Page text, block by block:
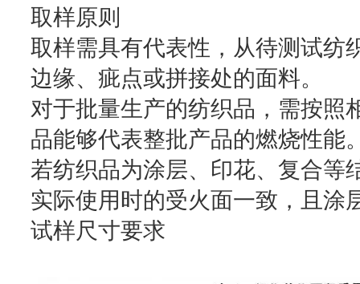
取样原则
取样需具有代表性，从待测试纺
边缘、疵点或拼接处的面料。
对于批量生产的纺织品，需按照
品能够代表整批产品的燃烧性能
若纺织品为涂层、印花、复合等
实际使用时的受火面一致，且涂
试样尺寸要求